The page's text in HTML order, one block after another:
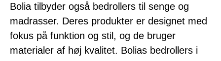
Bolia tilbyder også bedrollers til senge og
madrasser. Deres produkter er designet med
fokus på funktion og stil, og de bruger
materialer af høj kvalitet. Bolias bedrollers i